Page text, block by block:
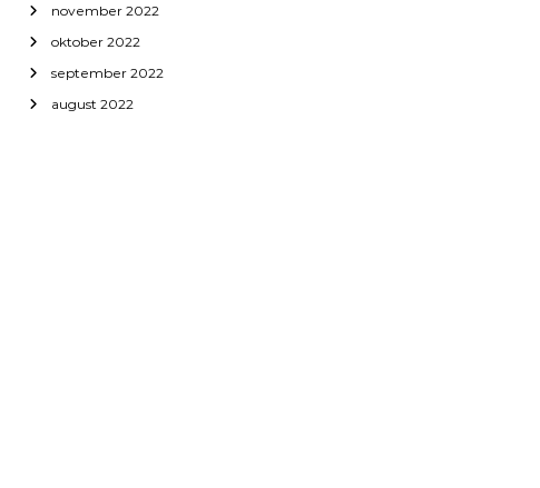
november 2022
oktober 2022
september 2022
august 2022